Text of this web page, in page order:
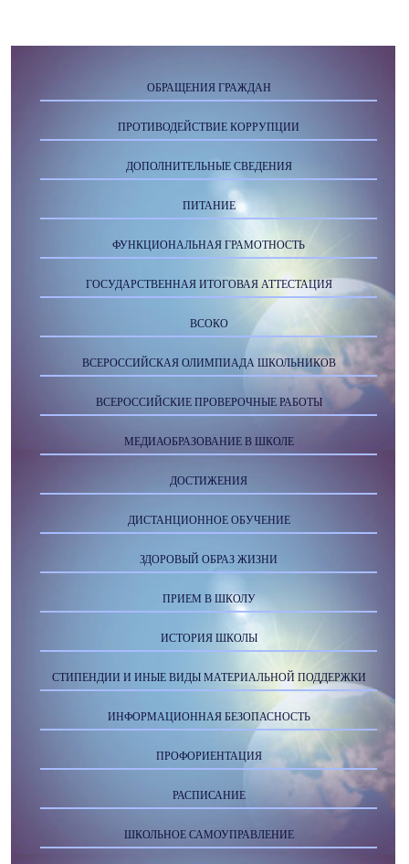
ОБРАЩЕНИЯ ГРАЖДАН
ПРОТИВОДЕЙСТВИЕ КОРРУПЦИИ
ДОПОЛНИТЕЛЬНЫЕ СВЕДЕНИЯ
ПИТАНИЕ
ФУНКЦИОНАЛЬНАЯ ГРАМОТНОСТЬ
ГОСУДАРСТВЕННАЯ ИТОГОВАЯ АТТЕСТАЦИЯ
ВСОКО
ВСЕРОССИЙСКАЯ ОЛИМПИАДА ШКОЛЬНИКОВ
ВСЕРОССИЙСКИЕ ПРОВЕРОЧНЫЕ РАБОТЫ
МЕДИАОБРАЗОВАНИЕ В ШКОЛЕ
ДОСТИЖЕНИЯ
ДИСТАНЦИОННОЕ ОБУЧЕНИЕ
ЗДОРОВЫЙ ОБРАЗ ЖИЗНИ
ПРИЕМ В ШКОЛУ
ИСТОРИЯ ШКОЛЫ
СТИПЕНДИИ И ИНЫЕ ВИДЫ МАТЕРИАЛЬНОЙ ПОДДЕРЖКИ
ИНФОРМАЦИОННАЯ БЕЗОПАСНОСТЬ
ПРОФОРИЕНТАЦИЯ
РАСПИСАНИЕ
ШКОЛЬНОЕ САМОУПРАВЛЕНИЕ